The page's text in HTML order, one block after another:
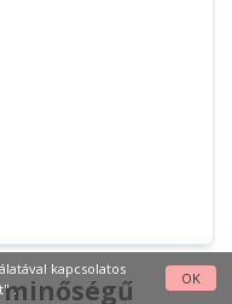
minőségű
kapcsolatos
.
OK